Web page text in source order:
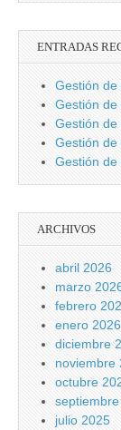
ENTRADAS
Gestión de
Gestión
Gestión de
Gestión
Gestión de
ARCHIVOS
abril 2026
marzo
febrero
enero 2026
diciembre
noviembre
octubre
julio 2025